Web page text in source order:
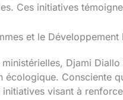
Ces initiatives
et le Développement
Djami
écologique. Consciente
visant à